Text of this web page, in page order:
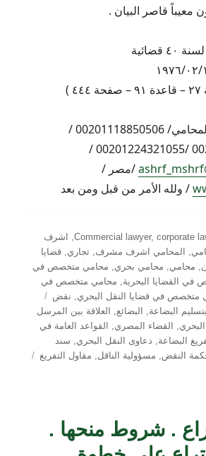
معيباً قاصر البيان .
اشرف مشرف المحامي/ 00201118850506 /
/مصر /
/ ولله الأمر من قبل ومن بعد
Commercial lawyer, corporate
,
اشرف
, المحامي اشرف مشرف,تجاري,قضايا
, محامي, محامي بحري, محامي متخصص في
القضايا البحرية, محامي متخصص في
متخصص في قضايا النقل البحري, نقض
بتسليم البضاعة, البضائع,
العلاقة بين المرسل
البحري, القضاء المصري,
القواعد العامة في
البضاعة, دعاوى النقل البحري, سند
النقض, مسؤولية الناقل, مقاول التفريغ
. شروط منحها .